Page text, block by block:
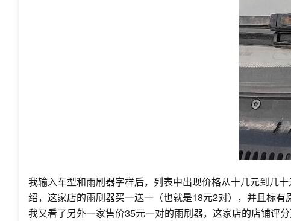
我输入车型和雨刷器字样后，列表中出现价格从十几元到几
绍，这家店的雨刷器买一送一（也就是18元2对），并且标
我又看了另外一家售价35元一对的雨刷器，这家店的店铺评